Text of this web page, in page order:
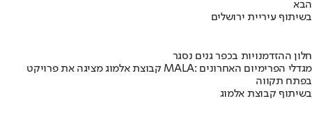
הבא
בשיתוף עיריית ירושלים
חלון ההזדמנויות בכפר גנים נסגר
קבוצת אלמוג מציגה את פרויקט MALA: מגדלי הפרימיום האחרונים
בפתח תקווה
בשיתוף קבוצת אלמוג